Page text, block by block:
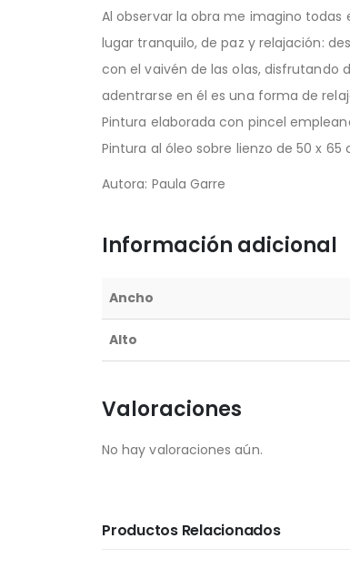
Al observar la obra me imagino
lugar tranquilo, de paz y relajación:
con el vaivén de las olas, disfrutando
adentrarse en él es una forma de
Pintura elaborada con pincel
Pintura al óleo sobre lienzo de 50 x 65
Autora: Paula Garre
Información adicional
Ancho
Alto
Valoraciones
No hay valoraciones aún.
Productos Relacionados